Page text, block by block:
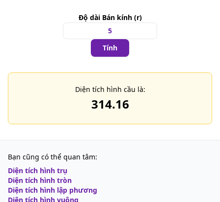
Độ dài Bán kính (r)
Tính
Diện tích hình cầu là:
314.16
Bạn cũng có thể quan tâm:
Diện tích hình trụ
Diện tích hình tròn
Diện tích hình lập phương
Diện tích hình vuông